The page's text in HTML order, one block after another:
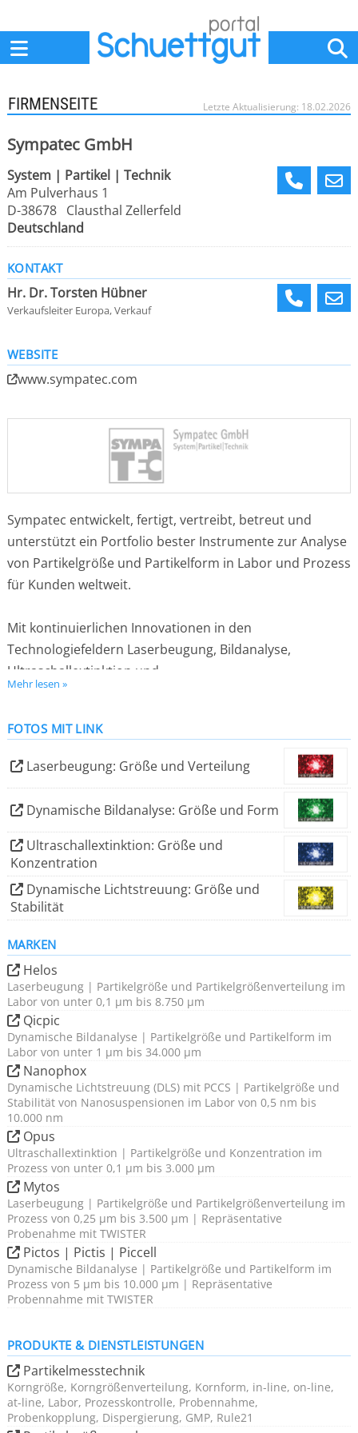
Letzte Aktualisierung: 18.02.2026
FIRMENSEITE
Sympatec GmbH
System | Partikel | Technik
Am Pulverhaus 1
D-38678 Clausthal Zellerfeld
Deutschland
KONTAKT
Hr. Dr. Torsten Hübner
Verkaufsleiter Europa, Verkauf
WEBSITE
www.sympatec.com
Sympatec entwickelt, fertigt, vertreibt, betreut und
unterstützt ein Portfolio bester Instrumente zur Analyse
von Partikelgröße und Partikelform in Labor und Prozess
für Kunden weltweit.
Mit kontinuierlichen Innovationen in den
Technologiefeldern Laserbeugung, Bildanalyse,
Ultraschallextinktion und
Photonenkreuzkorrelationsspektroskopie (PCCS) leistet
Produktion und Qualitätskontrolle auch
anspruchsvollster disperser Partikelsysteme.
Typische Anwendungen umfassen trockene Pulver,
Granulate, Fasern, Suspensionen, Emulsionen, Gele,
Sprays und Inhalate in einem Größenbereich von 0,5 nm
bis 34.000 µm. Die modularen Instrumente können
vielseitig an die spezifischen Applikationen im Labor
angepasst werden. Die bewährten Technologien sind
Alle Instrumente liefern zuverlässig hochgenaue,
reproduzierbare und vergleichbare Ergebnisse bei
kürzesten Messzeiten.
Mehr lesen »
FOTOS MIT LINK
Laserbeugung: Größe und Verteilung
Dynamische Bildanalyse: Größe und Form
Ultraschallextinktion: Größe und
Konzentration
Dynamische Lichtstreuung: Größe und
Stabilität
MARKEN
Helos
Laserbeugung | Partikelgröße und Partikelgrößenverteilung im
Labor von unter 0,1 µm bis 8.750 µm
Qicpic
Dynamische Bildanalyse | Partikelgröße und Partikelform im
Labor von unter 1 µm bis 34.000 µm
Nanophox
Dynamische Lichtstreuung (DLS) mit PCCS | Partikelgröße und
Stabilität von Nanosuspensionen im Labor von 0,5 nm bis
10.000 nm
Opus
Ultraschallextinktion | Partikelgröße und Konzentration im
Prozess von unter 0,1 µm bis 3.000 µm
Mytos
Laserbeugung | Partikelgröße und Partikelgrößenverteilung im
Prozess von 0,25 µm bis 3.500 µm | Repräsentative
Probenahme mit TWISTER
Pictos | Pictis | Piccell
Dynamische Bildanalyse | Partikelgröße und Partikelform im
Prozess von 5 µm bis 10.000 µm | Repräsentative
Probennahme mit TWISTER
PRODUKTE & DIENSTLEISTUNGEN
Partikelmesstechnik
Korngröße, Korngrößenverteilung, Kornform, in-line, on-line,
at-line, Labor, Prozesskontrolle, Probennahme,
Probenkopplung, Dispergierung, GMP, Rule21